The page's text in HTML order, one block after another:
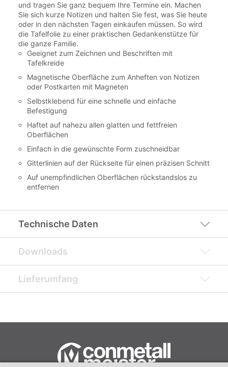
und tragen Sie ganz bequem Ihre Termine ein. Machen
Sie sich kurze Notizen und halten Sie fest, was Sie heute
oder in den nächsten Tagen einkaufen müssen. So wird
die Tafelfolie zu einer praktischen Gedankenstütze für
die ganze Familie.
Geeignet zum Zeichnen und Beschriften mit
Tafelkreide
Magnetische Oberfläche zum Anheften von Notizen
oder Postkarten mit Magneten
Selbstklebend für eine schnelle und einfache
Befestigung
Haftet auf nahezu allen glatten und fettfreien
Oberflächen
Einfach in die gewünschte Form zuschneidbar
Gitterlinien auf der Rückseite für einen präzisen Schnitt
Auf unempfindlichen Oberflächen rückstandslos zu
entfernen
Technische Daten
Downloads
Lieferumfang